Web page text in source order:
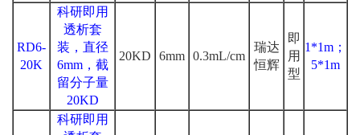
RD6-
20K
科研即用
透析套
装，直径
6mm，截
留分子量
20KD
20KD 6mm 0.3mL/cm
瑞达
恒辉
即
用
型
1*1m；
5*1m
科研即用